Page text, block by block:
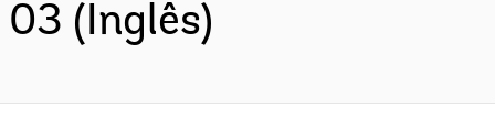
03 (Inglês)